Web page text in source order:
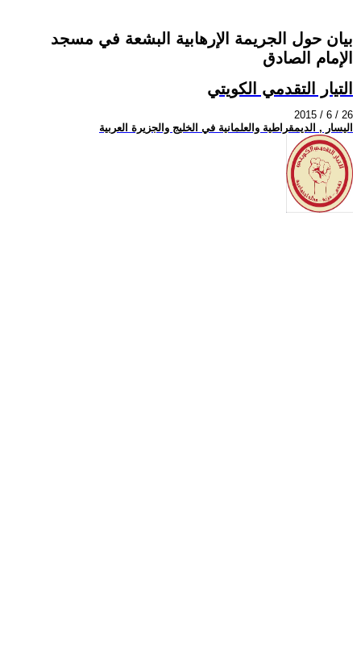
بيان حول الجريمة الإرهابية البشعة في مسجد
الإمام الصادق
التيار التقدمي الكويتي
2015 / 6 / 26
اليسار , الديمقراطية والعلمانية في الخليج والجزيرة العربية